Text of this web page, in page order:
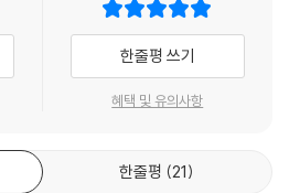
한줄평 쓰기
혜택 및 유의사항
한줄평 21